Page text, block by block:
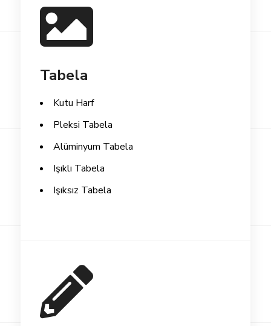
Tabela
Kutu Harf
Pleksi Tabela
Alüminyum Tabela
Işıklı Tabela
Işıksız Tabela